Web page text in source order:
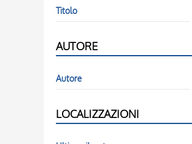
Titolo
AUTORE
Autore
LOCALIZZAZIONI